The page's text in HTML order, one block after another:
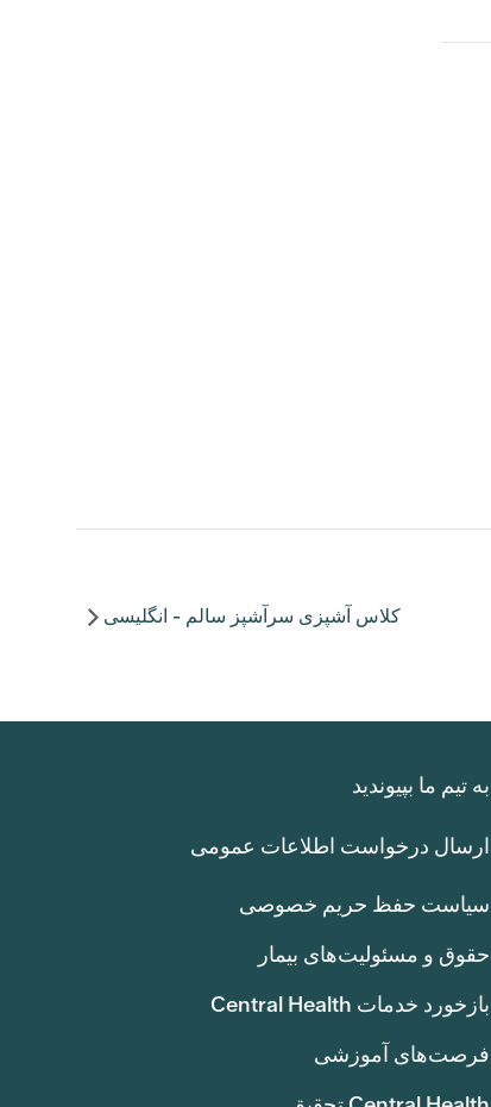
کلاس آشپزی سرآشپز سالم - انگلیسی
به تیم ما بپیوندید
ارسال درخواست اطلاعات عمومی
سیاست حفظ حریم خصوصی
حقوق و مسئولیت‌های بیمار
بازخورد خدمات Central Health
فرصت‌های آموزشی